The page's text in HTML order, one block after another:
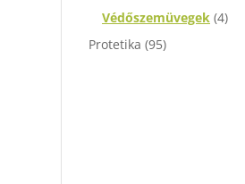
Védőszemüvegek (4)
Protetika (95)